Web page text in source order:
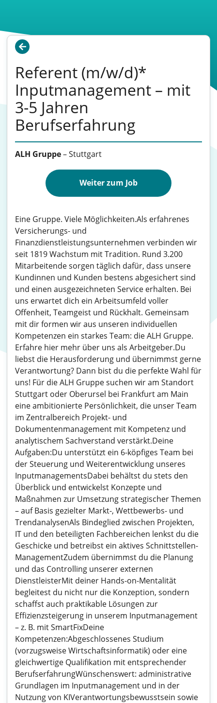
Referent (m/w/d)*
Inputmanagement – mit
3-5 Jahren
Berufserfahrung
ALH Gruppe–Stuttgart
Weiter zum Job
Eine Gruppe. Viele Möglichkeiten.Als erfahrenes
Versicherungs- und
Finanzdienstleistungsunternehmen verbinden wir
seit 1819 Wachstum mit Tradition. Rund 3.200
Mitarbeitende sorgen täglich dafür, dass unsere
Kundinnen und Kunden bestens abgesichert sind
und einen ausgezeichneten Service erhalten. Bei
uns erwartet dich ein Arbeitsumfeld voller
Offenheit, Teamgeist und Rückhalt. Gemeinsam
mit dir formen wir aus unseren individuellen
Kompetenzen ein starkes Team: die ALH Gruppe.
Erfahre hier mehr über uns als Arbeitgeber.Du
liebst die Herausforderung und übernimmst gerne
Verantwortung? Dann bist du die perfekte Wahl für
uns! Für die ALH Gruppe suchen wir am Standort
Stuttgart oder Oberursel bei Frankfurt am Main
eine ambitionierte Persönlichkeit, die unser Team
im Zentralbereich Projekt- und
Dokumentenmanagement mit Kompetenz und
analytischem Sachverstand verstärkt.Deine
Aufgaben:Du unterstützt ein 6-köpfiges Team bei
der Steuerung und Weiterentwicklung unseres
InputmanagementsDabei behältst du stets den
Überblick und entwickelst Konzepte und
Maßnahmen zur Umsetzung strategischer Themen
– auf Basis gezielter Markt-, Wettbewerbs- und
TrendanalysenAls Bindeglied zwischen Projekten,
IT und den beteiligten Fachbereichen lenkst du die
Geschicke und betreibst ein aktives Schnittstellen-
ManagementZudem übernimmst du die Planung
und das Controlling unserer externen
DienstleisterMit deiner Hands-on-Mentalität
begleitest du nicht nur die Konzeption, sondern
schaffst auch praktikable Lösungen zur
Effizienzsteigerung in unserem Inputmanagement
– z. B. mit SmartFixDeine
Kompetenzen:Abgeschlossenes Studium
(vorzugsweise Wirtschaftsinformatik) oder eine
gleichwertige Qualifikation mit entsprechender
BerufserfahrungWünschenswert: administrative
Grundlagen im Inputmanagement und in der
Nutzung von KIVerantwortungsbewusstsein sowie